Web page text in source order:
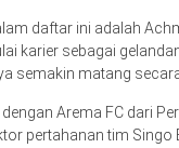
daftar ini adalah
karier sebagai
semakin matang
Arema FC dari
pertahanan tim Singo